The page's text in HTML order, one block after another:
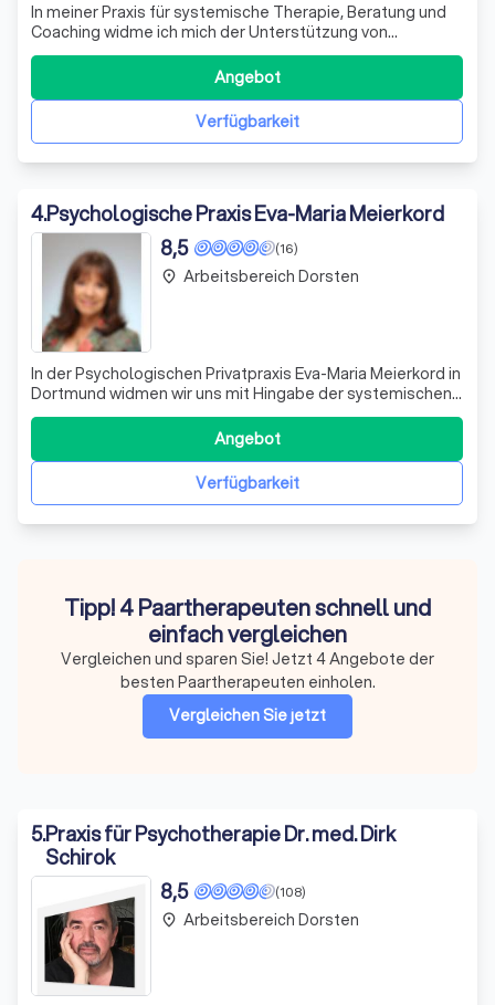
In meiner Praxis für systemische Therapie, Beratung und
Coaching widme ich mich der Unterstützung von
Menschen in herausfordernden Lebensphasen. Als
staatlich geprüfte Kinder- und
Jugendlichenpsychotherapeutin sowie systemische
Therapeutin und Beraterin, Trauma-, Gruppen- und
Familientherapeutin bieVerfügbarkeit
Angebot
4.Psychologische Praxis Eva-Maria Meierkord
(16)
8,5
In der Psychologischen Privatpraxis Eva-Maria Meierkord in
Dortmund widmen wir uns mit Hingabe der systemischen
Einzel-, Paar- und Familientherapie. Unsere Praxis steht
für einen respektvollen und wertschätzenden Umgang
mit allen Klienten, wobei wir stets das Ziel verfolgen,
individuelle LösungswegeVerfügbarkeit
Angebot
place Arbeitsbereich Dorsten
Tipp! 4 Paartherapeuten schnell und
einfach vergleichen
Vergleichen und sparen Sie! Jetzt 4 Angebote der
besten Paartherapeuten einholen.
Vergleichen Sie jetzt
5.Praxis für Psychotherapie Dr. med. Dirk
Schirok
(108)
8,5
place Arbeitsbereich Dorsten